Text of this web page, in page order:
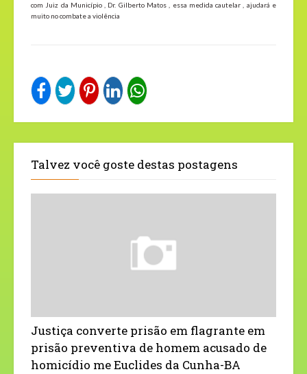
com Juiz da Município , Dr. Gilberto Matos , essa medida cautelar , ajudará e
muito no combate a violência
Talvez você goste destas postagens
Justiça converte prisão em flagrante em
prisão preventiva de homem acusado de
homicídio me Euclides da Cunha-BA